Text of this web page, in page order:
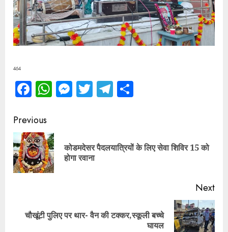
464
Facebook
WhatsApp
Messenger
TwitterTelegram
Continue
Reading
Previous
कोडमदेसर पैदलयात्रियों के लिए सेवा शिविर 15 को
होगा रवाना
Next
Next
चौखूंटी पुलिए पर थार- वैन की टक्कर,स्कूली बच्चे
घायल